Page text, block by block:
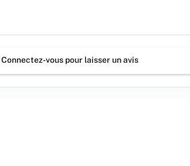
Connectez-vous pour laisser un avis